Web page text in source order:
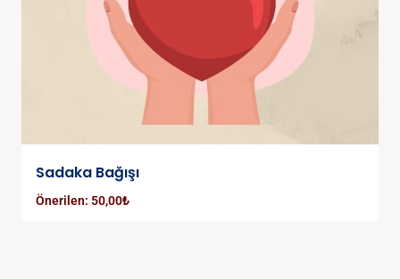
Sadaka Bağışı
Önerilen: 50,00₺